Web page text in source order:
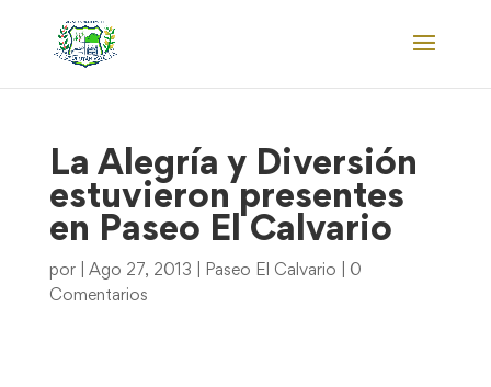
La Alegría y Diversión
estuvieron presentes
en Paseo El Calvario
por Ago 27, 2013 Paseo El Calvario
0
Comentarios